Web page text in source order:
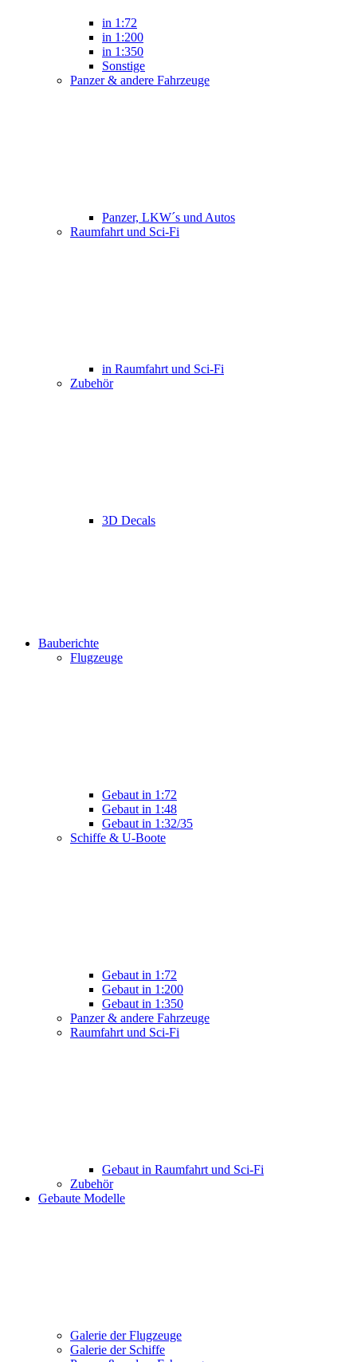
in 1:72
in 1:200
in 1:350
Sonstige
Panzer & andere Fahrzeuge
Panzer, LKW´s und Autos
Raumfahrt und Sci-Fi
in Raumfahrt und Sci-Fi
Zubehör
3D Decals
Bauberichte
Flugzeuge
Gebaut in 1:72
Gebaut in 1:48
Gebaut in 1:32/35
Schiffe & U-Boote
Gebaut in 1:72
Gebaut in 1:200
Gebaut in 1:350
Panzer & andere Fahrzeuge
Raumfahrt und Sci-Fi
Gebaut in Raumfahrt und Sci-Fi
Zubehör
Gebaute Modelle
Galerie der Flugzeuge
Galerie der Schiffe